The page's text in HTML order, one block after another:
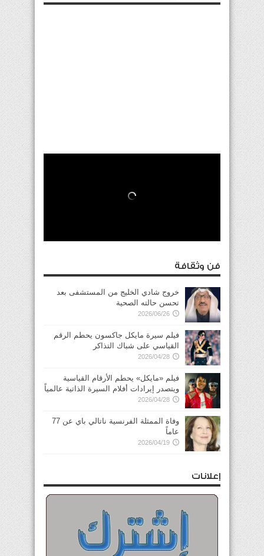
فن وثقافة
خروج شادي الخليج من المستشفى بعد
تحسن حالته الصحية
2026/06/26
فيلم سيرة مايكل جاكسون يحطم الرقم
القياسي على شباك التذاكر
2026/04/28
فيلم «مايكل» يحطم الأرقام القياسية
ويتصدر إيرادات أفلام السيرة الذاتية عالمياً
2026/04/28
وفاة الممثلة الفرنسية ناتالي باي عن 77
عاماً
2026/04/19
إعلانات